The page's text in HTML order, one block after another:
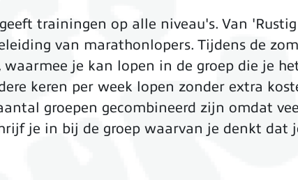
trainingen op alle niveau's. Van
van marathonlopers. Tijdens de
waarmee je kan lopen in de groep die je
keren per week lopen zonder extra
groepen gecombineerd zijn omdat
je in bij de groep waarvan je denkt dat